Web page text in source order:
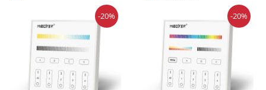
-20% -20%